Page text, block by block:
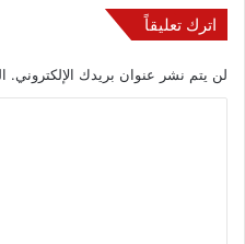
اترك تعليقاً
لن يتم نشر عنوان بريدك الإلكتروني.